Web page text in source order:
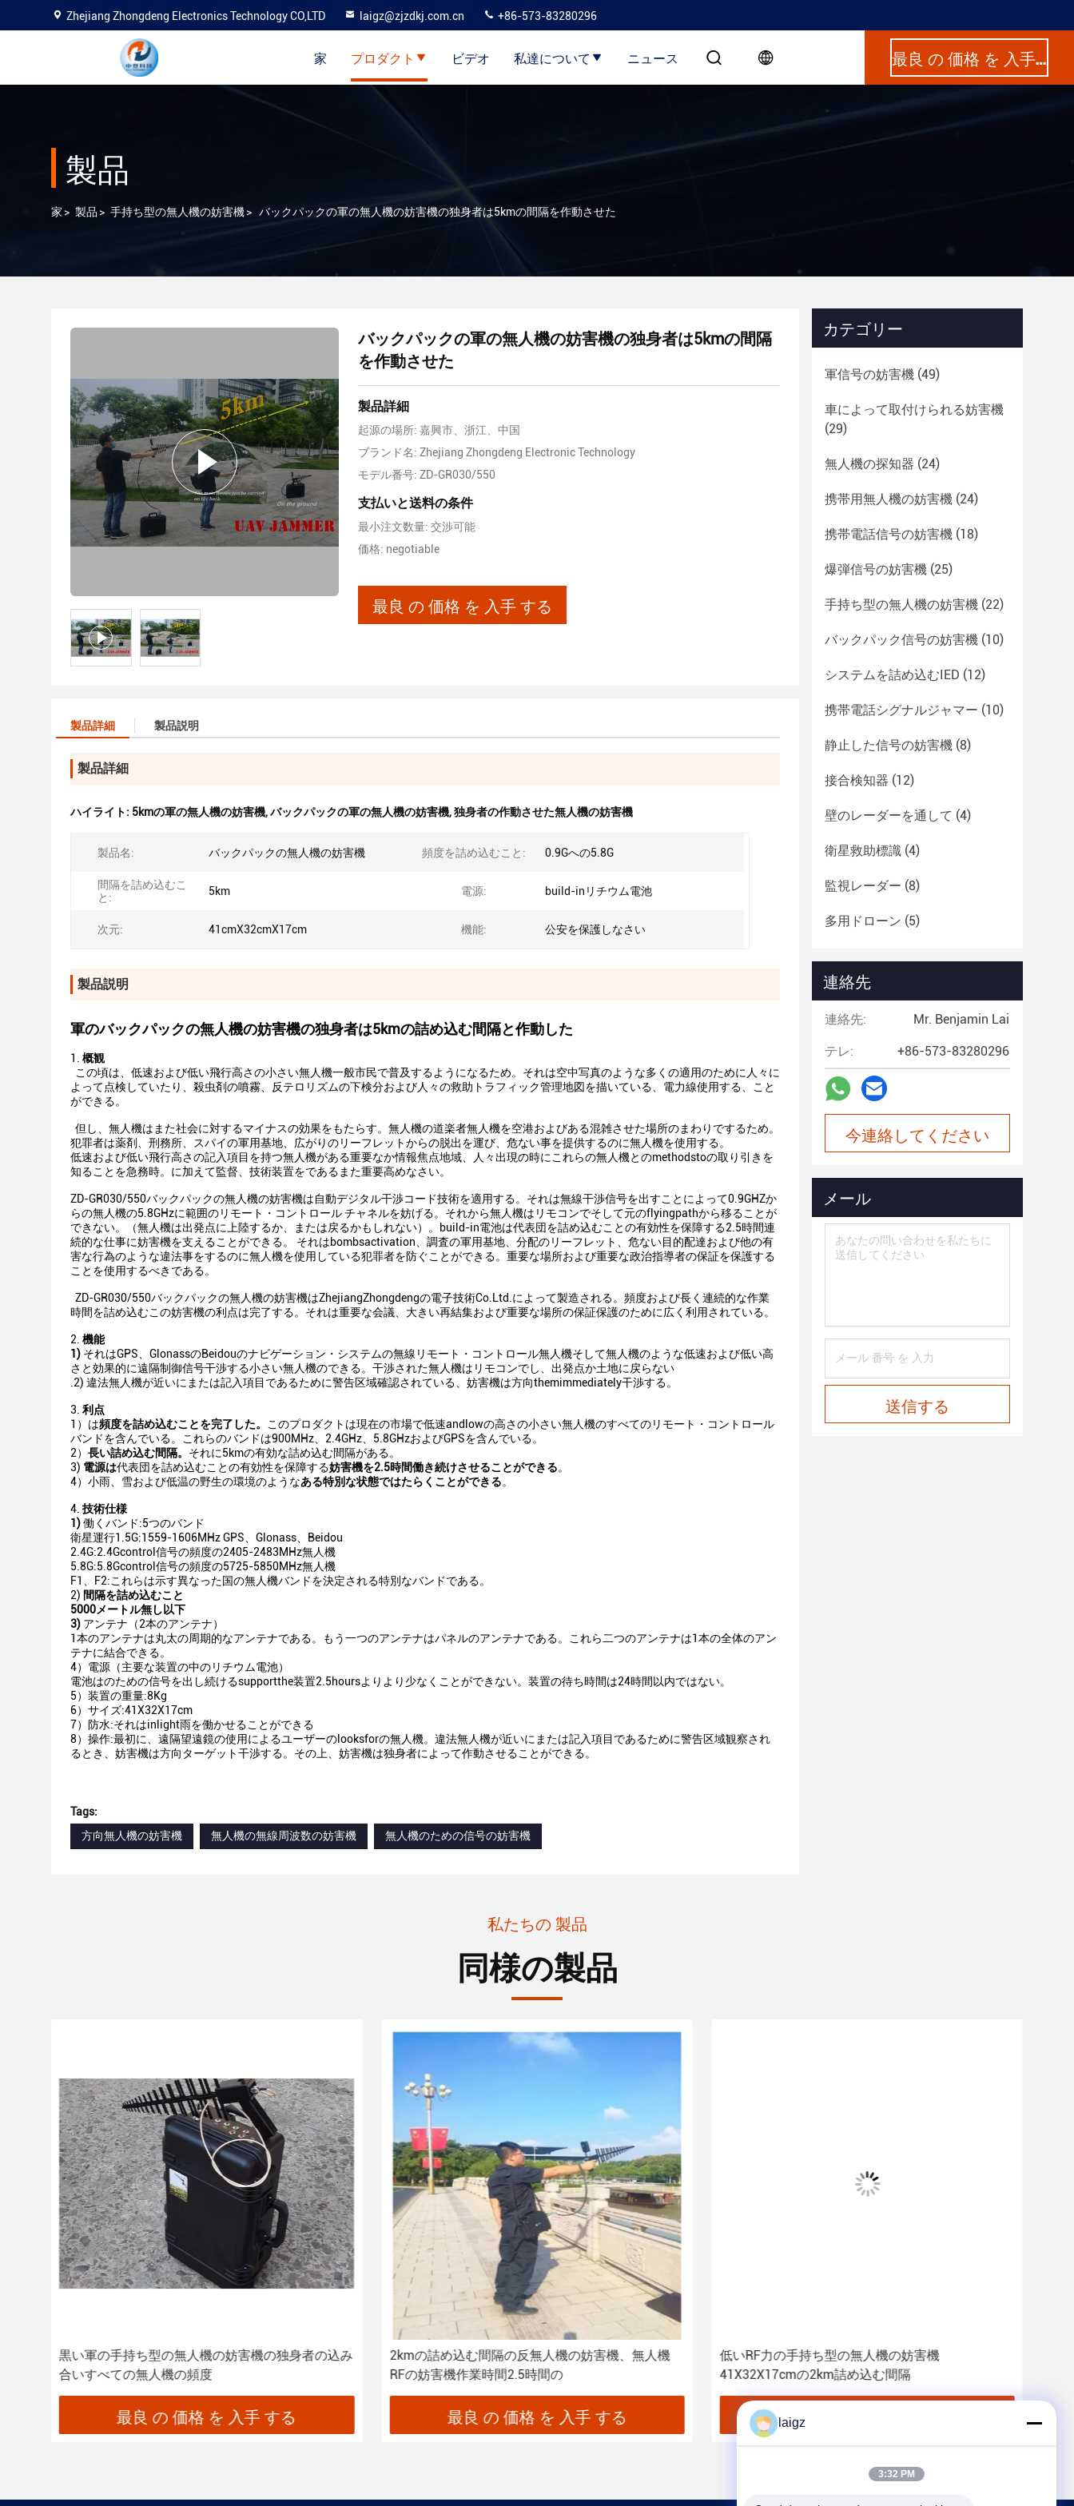
Zhejiang Zhongdeng Electronics Technology CO,LTD laigz@zjzdkj.com.cn +86-573-83280296
家 プロダクト ビデオ 私達について ニュース 最良 の 価格 を 入手 する
製品
家 > 製品 > 手持ち型の無人機の妨害機> バックパックの軍の無人機の妨害機の独身者は5kmの間隔を作動させた
バックパックの軍の無人機の妨害機の独身者は5kmの間隔
を作動させた
製品詳細
起源の場所: 嘉興市、浙江、中国
ブランド名: Zhejiang Zhongdeng Electronic Technology
モデル番号: ZD-GR030/550
支払いと送料の条件
最小注文数量: 交渉可能
価格: negotiable
最良 の 価格 を 入手 する
製品詳細 製品説明
製品詳細
ハイライト: 5kmの軍の無人機の妨害機,バックパックの軍の無人機の妨害機,独身者の作動させた無人機の妨害機
製品名: バックパックの無人機の妨害機 頻度を詰め込むこと: 0.9Gへの5.8G
間隔を詰め込むこ
と:
5km 電源: build-inリチウム電池
次元: 41cmX32cmX17cm 機能: 公安を保護しなさい
製品説明
軍のバックパックの無人機の妨害機の独身者は5kmの詰め込む間隔と作動した
1. 概観
この頃は、低速および低い飛行高さの小さい無人機一般市民で普及するようになるため。それは空中写真のような多くの適用のために人々に
よって点検していたり、殺虫剤の噴霧、反テロリズムの下検分および人々の救助トラフィック管理地図を描いている、電力線使用する、こと
ができる。
但し、無人機はまた社会に対するマイナスの効果をもたらす。無人機の道楽者無人機を空港およびある混雑させた場所のまわりでするため。
犯罪者は薬剤、刑務所、スパイの軍用基地、広がりのリーフレットからの脱出を運び、危ない事を提供するのに無人機を使用する。
低速および低い飛行高さの記入項目を持つ無人機がある重要なか情報焦点地域、人々出現の時にこれらの無人機とのmethodstoの取り引きを
知ることを急務時。に加えて監督、技術装置をであるまた重要高めなさい。
ZD-GR030/550バックパックの無人機の妨害機は自動デジタル干渉コード技術を適用する。それは無線干渉信号を出すことによって0.9GHZか
らの無人機の5.8GHzに範囲のリモート・コントロール チャネルを妨げる。それから無人機はリモコンでそして元のflyingpathから移ることが
できない。（無人機は出発点に上陸するか、または戻るかもしれない）。build-in電池は代表団を詰め込むことの有効性を保障する2.5時間連
続的な仕事に妨害機を支えることができる。 それはbombsactivation、調査の軍用基地、分配のリーフレット、危ない目的配達および他の有
害な行為のような違法事をするのに無人機を使用している犯罪者を防ぐことができる。重要な場所および重要な政治指導者の保証を保護する
ことを使用するべきである。
ZD-GR030/550バックパックの無人機の妨害機はZhejiangZhongdengの電子技術Co.Ltd.によって製造される。頻度および長く連続的な作業
時間を詰め込むこの妨害機の利点は完了する。それは重要な会議、大きい再結集および重要な場所の保証保護のために広く利用されている。
2. 機能
1) それはGPS、GlonassのBeidouのナビゲーション・システムの無線リモート・コントロール無人機そして無人機のような低速および低い高
さと効果的に遠隔制御信号干渉する小さい無人機のできる。干渉された無人機はリモコンでし、出発点か土地に戻らない
.2) 違法無人機が近いにまたは記入項目であるために警告区域確認されている、妨害機は方向themimmediately干渉する。
3. 利点
1）は頻度を詰め込むことを完了した。
このプロダクトは現在の市場で低速andlowの高さの小さい無人機のすべてのリモート・コントロール
バンドを含んでいる。これらのバンドは900MHz、2.4GHz、5.8GHzおよびGPSを含んでいる。
2） 長い詰め込む間隔。 それに5kmの有効な詰め込む間隔がある。
3) 電源は代表団を詰め込むことの有効性を保障する妨害機を2.5時間働き続けさせることができる。
4）小雨、雪および低温の野生の環境のようなある特別な状態ではたらくことができる。
4. 技術仕様
1)働くバンド:5つのバンド
衛星運行1.5G:1559-1606MHz GPS、Glonass、Beidou
2.4G:2.4Gcontrol信号の頻度の2405-2483MHz無人機
5.8G:5.8Gcontrol信号の頻度の5725-5850MHz無人機
F1、F2:これらは示す異なった国の無人機バンドを決定される特別なバンドである。
2) 間隔を詰め込むこと
5000メートル無し以下
3) アンテナ（2本のアンテナ）
1本のアンテナは丸太の周期的なアンテナである。もう一つのアンテナはパネルのアンテナである。これら二つのアンテナは1本の全体のアン
テナに結合できる。
4）電源（主要な装置の中のリチウム電池）
電池はのための信号を出し続けるsupportthe装置2.5hoursよりより少なくことができない。装置の待ち時間は24時間以内ではない。
5）装置の重量:8Kg
6）サイズ:41X32X17cm
7）防水:それはinlight雨を働かせることができる
8）操作:最初に、遠隔望遠鏡の使用によるユーザーのlooksforの無人機。違法無人機が近いにまたは記入項目であるために警告区域観察され
るとき、妨害機は方向ターゲット干渉する。その上、妨害機は独身者によって作動させることができる。
Tags:
方向無人機の妨害機
無人機の無線周波数の妨害機 無人機のための信号の妨害機
カテゴリー
軍信号の妨害機 (49)
車によって取付けられる妨害機
(29)
無人機の探知器 (24)
携帯用無人機の妨害機 (24)
携帯電話信号の妨害機 (18)
爆弾信号の妨害機 (25)
手持ち型の無人機の妨害機 (22)
バックパック信号の妨害機 (10)
システムを詰め込むIED (12)
携帯電話シグナルジャマー (10)
静止した信号の妨害機 (8)
接合検知器 (12)
壁のレーダーを通して (4)
衛星救助標識 (4)
監視レーダー (8)
多用ドローン (5)
連絡先
連絡先: Mr. Benjamin Lai
テレ: +86-573-83280296
今連絡してください
メール
送信する
私たちの 製品
同様の製品
黒い軍の手持ち型の無人機の妨害機の独身者の込み
合いすべての無人機の頻度
最良 の 価格 を 入手 する
2kmの詰め込む間隔の反無人機の妨害機、無人機
RFの妨害機作業時間2.5時間の
最良 の 価格 を 入手 する
低いRF力の手持ち型の無人機の妨害機
41X32X17cmの2km詰め込む間隔
最良 の 価格 を 入手 する
laigz
3:32 PM